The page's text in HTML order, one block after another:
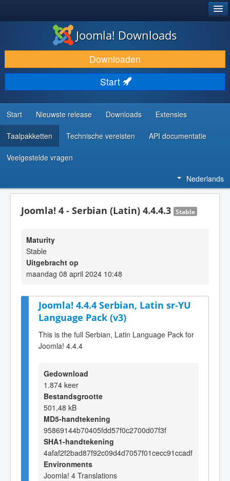
DOWNLOAD & BREID UIT
ONTDEK & LEER
COMMUNITY & ONDERSTEUNING
ONTWIKKELAARSBRONNEN
Joomla! Downloads
Downloaden
Start
Start Nieuwste release Downloads Extensies
Taalpakketten Technische vereisten API documentatie
Veelgestelde vragen
Nederlands
Joomla! 4 - Serbian (Latin) 4.4.4.3 Stable
Maturity
Stable
Uitgebracht op
maandag 08 april 2024 10:48
Joomla! 4.4.4 Serbian, Latin sr-YU
Language Pack (v3)
This is the full Serbian, Latin Language Pack for
Joomla! 4.4.4
Gedownload
1.874 keer
Bestandsgrootte
501,48 kB
MD5-handtekening
95869144b70405fdd57f0c2700d07f3f
SHA1-handtekening
4afaf2f2bad87f92c09d4d7057f01cecc91ccadf
Environments
Joomla! 4 Translations